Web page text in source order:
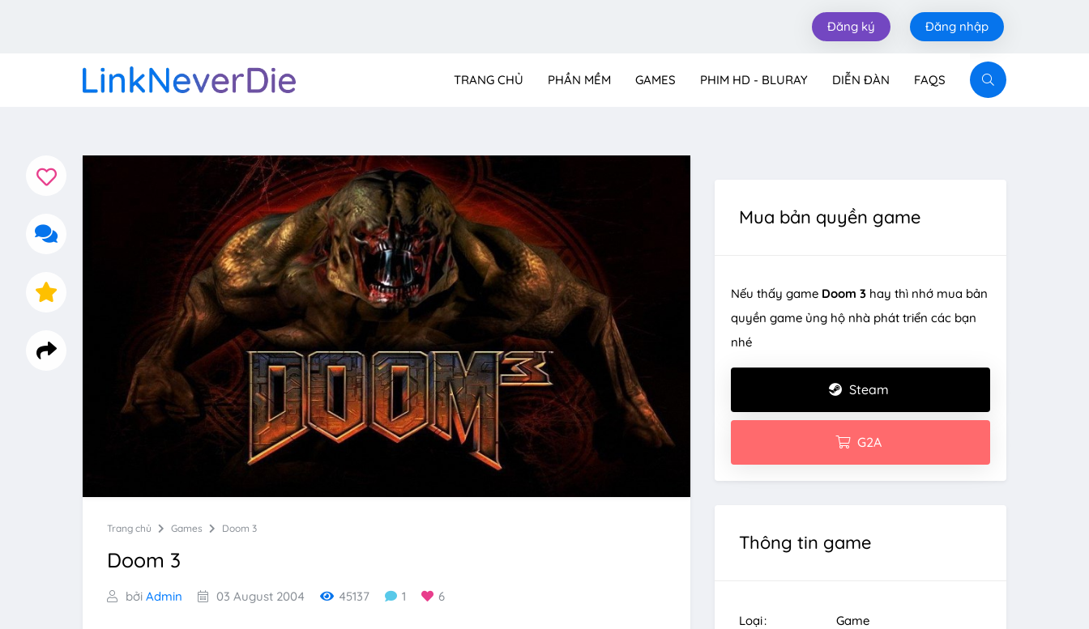
Đăng ký Đăng nhập
TRANG CHỦ PHẦN MỀM GAMES PHIM HD - BLURAY DIỄN ĐÀN FAQS
Trang chủ Games Doom 3
Doom 3
bởi Admin 03 August 2004 45137 1 6
Mua bản quyền game
Nếu thấy game Doom 3 hay thì nhớ mua bản
quyền game ủng hộ nhà phát triển các bạn
nhé
Steam
G2A
Thông tin game
Loại
Game